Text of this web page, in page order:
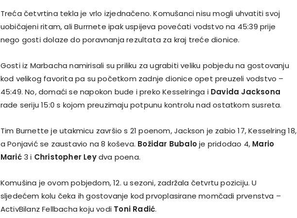
Treća četvrtina tekla je vrlo izjednačeno. Komušanci nisu mogli uhvatiti svoj
uobičajeni ritam, ali Burrnete ipak uspijeva povećati vodstvo na 45:39 prije
nego gosti dolaze do poravnanja rezultata za kraj treće dionice.
Gosti iz Marbacha namirisali su priliku za ugrabiti veliku pobjedu na gostovanju
kod velikog favorita pa su početkom zadnje dionice opet preuzeli vodstvo –
45:49. No, domaći se napokon bude i preko Kesselringa i Davida Jacksona
rade seriju 15:0 s kojom preuzimaju potpunu kontrolu nad ostatkom susreta.
Tim Burnette je utakmicu završio s 21 poenom, Jackson je zabio 17, Kesselring 18,
a Ponjavić se zaustavio na 8 koševa. Božidar Bubaloje pridodao 4, Mario
Marić3 i Christopher Leydva poena.
Komušina je ovom pobjedom, 12. u sezoni, zadržala četvrtu poziciju. U
sljedećem kolu čeka ih gostovanje kod prvoplasirane momčadi prvenstva –
ActivBilanz Fellbacha koju vodi Toni Radić.